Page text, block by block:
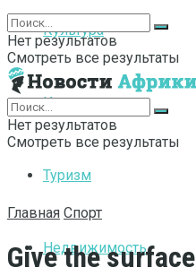
Культура
Интернет
Туризм
Недвижимость
Нет результатов
Смотреть все результаты
Нет результатов
Смотреть все результаты
Главная Спорт
Give the surface